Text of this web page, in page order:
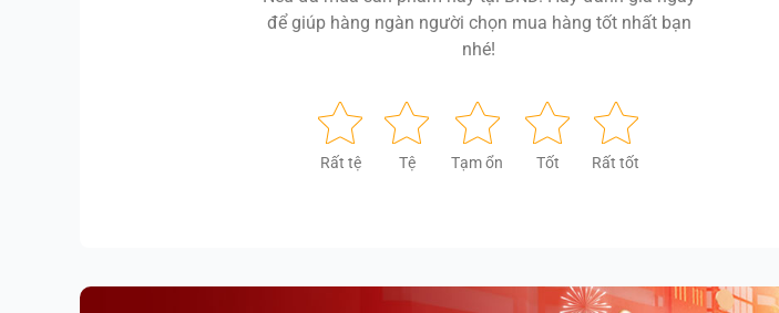
để giúp hàng ngàn người chọn mua hàng tốt nhất bạn
nhé!
Rất tệ Tệ Tạm ổn Tốt Rất tốt